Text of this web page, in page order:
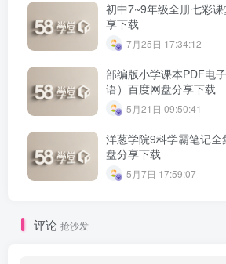
初中7~9年级全册七彩
享下载
7月25日 17:34:12
部编版小学课本PDF电
语）百度网盘分享下载
5月21日 09:50:41
洋葱学院9科学霸笔记
盘分享下载
5月7日 17:59:07
评论 抢沙发